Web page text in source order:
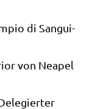
di San­gui­
von Nea­pel